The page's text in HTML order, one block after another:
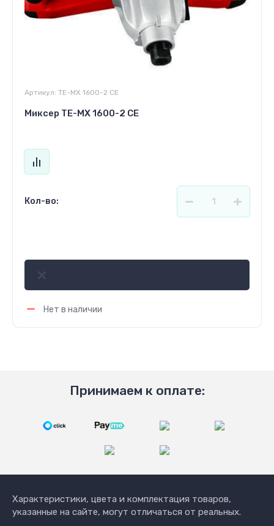
Артикул: TE-MX 1600-2 CE
Миксер TE-MX 1600-2 CE
Кол-во:
Нет в наличии
Принимаем к оплате:
Характеристики, цвета и комплектация товаров,
указанные на сайте, могут отличаться от реальных.